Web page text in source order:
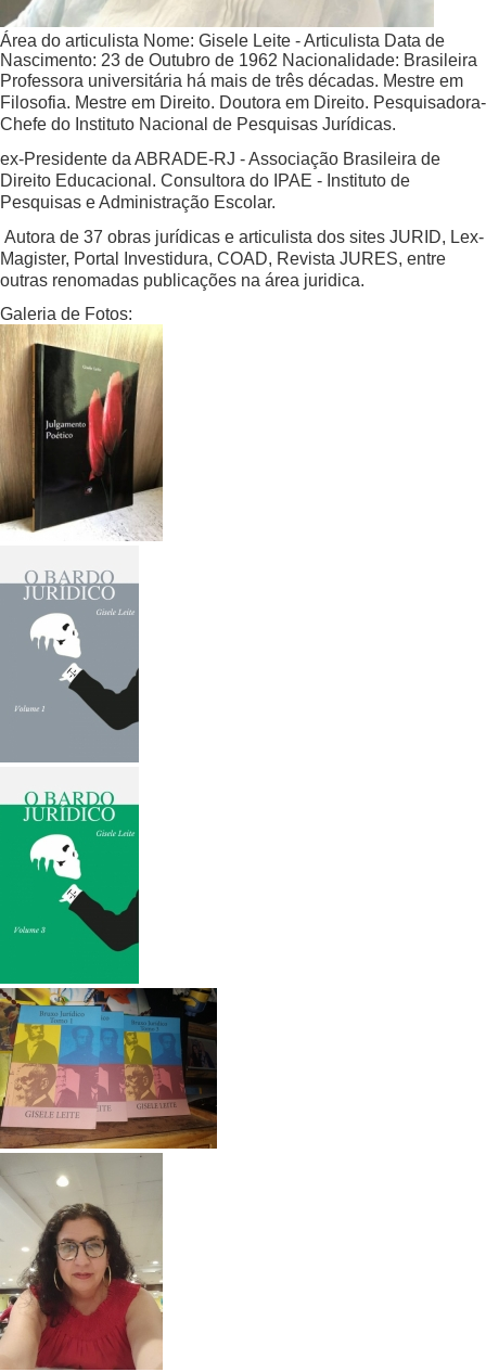
Área do articulista Nome: Gisele Leite - Articulista Data de
Nascimento: 23 de Outubro de 1962 Nacionalidade: Brasileira
Professora universitária há mais de três décadas. Mestre em
Filosofia. Mestre em Direito. Doutora em Direito. Pesquisadora-
Chefe do Instituto Nacional de Pesquisas Jurídicas.
ex-Presidente da ABRADE-RJ - Associação Brasileira de
Direito Educacional. Consultora do IPAE - Instituto de
Pesquisas e Administração Escolar.
Autora de 37 obras jurídicas e articulista dos sites JURID, Lex-
Magister, Portal Investidura, COAD, Revista JURES, entre
outras renomadas publicações na área juridica.
Galeria de Fotos: